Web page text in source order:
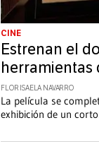
CINE
Estrenan el
herramientas
FLOR ISAELA NAVARRO
La película se
exhibición de un